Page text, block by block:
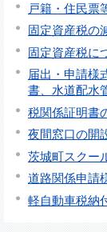
戸籍・住民票
固定資産税の
固定資産税に
届出・申請様
書、水道配水
税関係証明書
夜間窓口の開
茨城町スクー
道路関係申請
軽自動車税納